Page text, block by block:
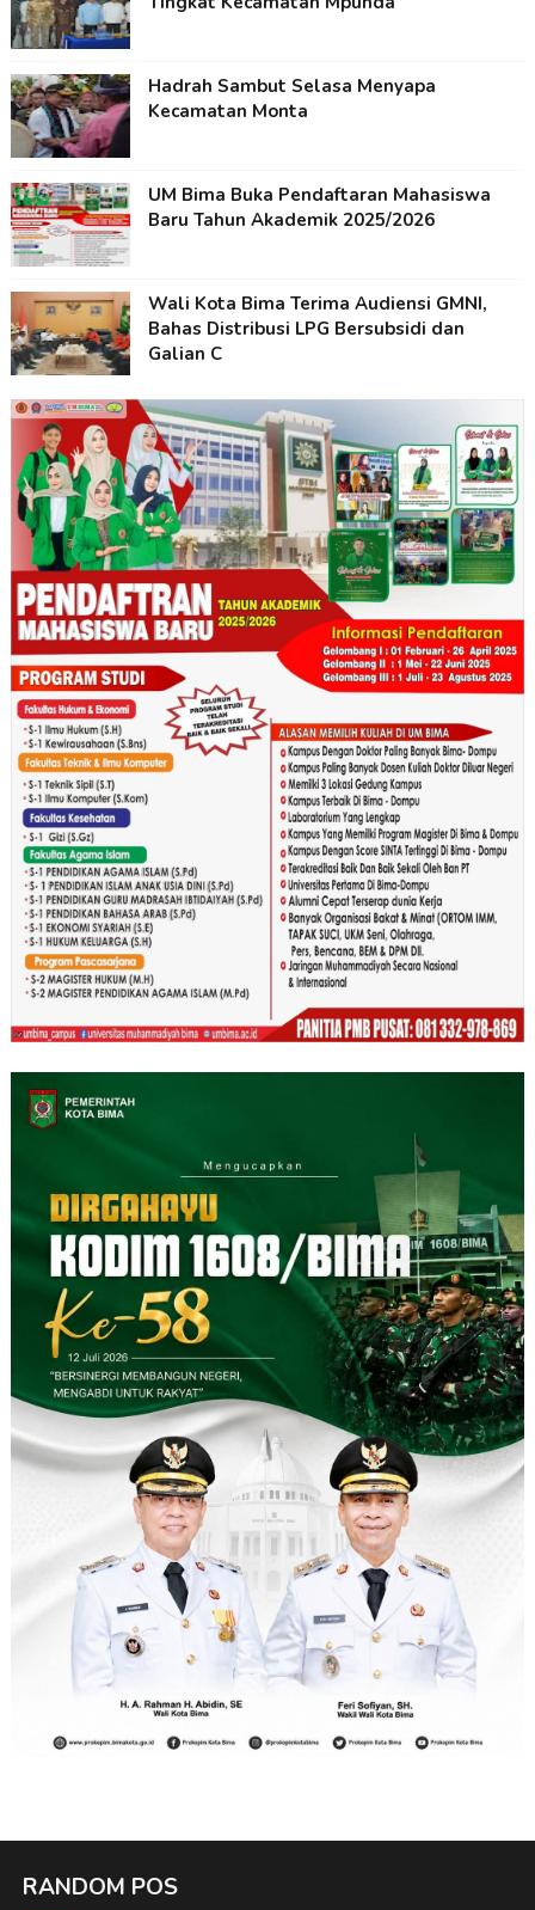
Hadrah Sambut Selasa Menyapa
Kecamatan Monta
UM Bima Buka Pendaftaran Mahasiswa
Baru Tahun Akademik 2025/2026
Wali Kota Bima Terima Audiensi GMNI,
Bahas Distribusi LPG Bersubsidi dan
Galian C
RANDOM POS